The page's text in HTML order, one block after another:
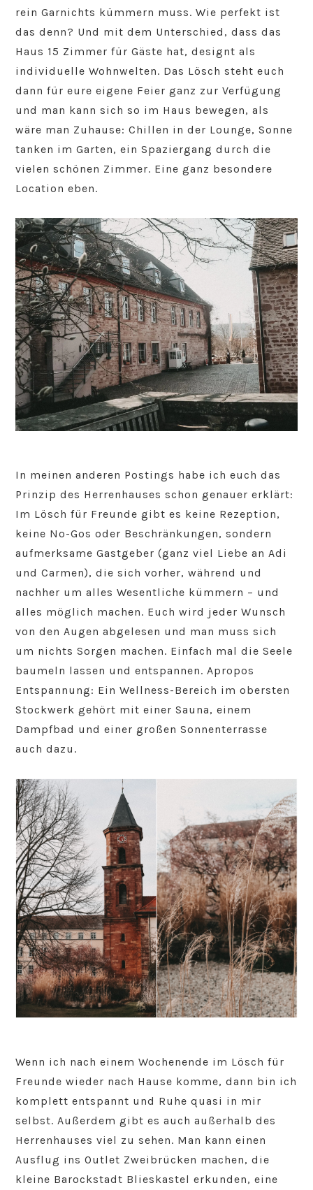
rein Garnichts kümmern muss. Wie perfekt ist
das denn? Und mit dem Unterschied, dass das
Haus 15 Zimmer für Gäste hat, designt als
individuelle Wohnwelten. Das Lösch steht euch
dann für eure eigene Feier ganz zur Verfügung
und man kann sich so im Haus bewegen, als
wäre man Zuhause: Chillen in der Lounge, Sonne
tanken im Garten, ein Spaziergang durch die
vielen schönen Zimmer. Eine ganz besondere
Location eben.
In meinen anderen Postings habe ich euch das
Prinzip des Herrenhauses schon genauer erklärt:
Im Lösch für Freunde gibt es keine Rezeption,
keine No-Gos oder Beschränkungen, sondern
aufmerksame Gastgeber (ganz viel Liebe an Adi
und Carmen), die sich vorher, während und
nachher um alles Wesentliche kümmern – und
alles möglich machen. Euch wird jeder Wunsch
von den Augen abgelesen und man muss sich
um nichts Sorgen machen. Einfach mal die Seele
baumeln lassen und entspannen. Apropos
Entspannung: Ein Wellness-Bereich im obersten
Stockwerk gehört mit einer Sauna, einem
Dampfbad und einer großen Sonnenterrasse
auch dazu.
Wenn ich nach einem Wochenende im Lösch für
Freunde wieder nach Hause komme, dann bin ich
komplett entspannt und Ruhe quasi in mir
selbst. Außerdem gibt es auch außerhalb des
Herrenhauses viel zu sehen. Man kann einen
Ausflug ins Outlet Zweibrücken machen, die
kleine Barockstadt Blieskastel erkunden, eine